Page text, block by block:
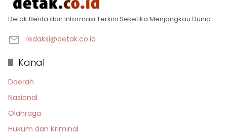
Detak Berita dan Informasi Terkini Seketika Menjangkau Dunia
redaksi@detak.co.id
Kanal
Daerah
Nasional
Olahraga
Hukum dan Kriminal